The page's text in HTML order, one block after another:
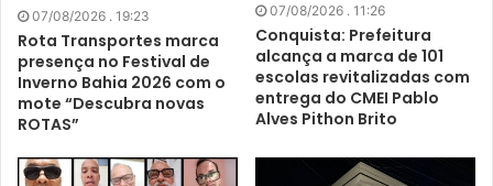
07/08/2026 . 19:23
Rota Transportes marca
presença no Festival de
Inverno Bahia 2026 com o
mote “Descubra novas
ROTAS”
07/08/2026 . 11:26
Conquista: Prefeitura
alcança a marca de 101
escolas revitalizadas com
entrega do CMEI Pablo
Alves Pithon Brito